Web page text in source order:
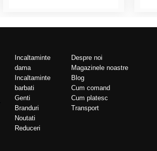
Incaltaminte
dama
Incaltaminte
barbati
Genti
Branduri
Noutati
Reduceri
Despre noi
Magazinele noastre
Blog
Cum comand
Cum platesc
Transport